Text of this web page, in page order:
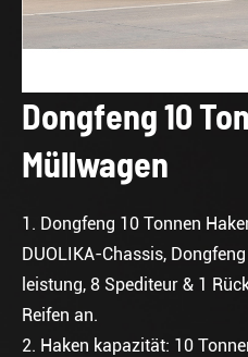
Dongfeng 10
Müllwagen
1. Dongfeng 10 Tonnen
DUOLIKA-Chassis,
leistung, 8 Spediteur & 1
Reifen an.
2. Haken kapazität: 10